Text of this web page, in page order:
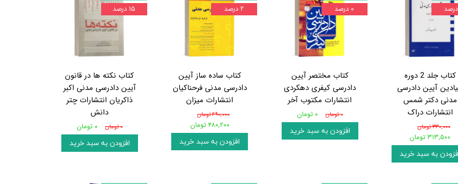
کتاب جلد 2 دوره
آیین دادرسی
مدنی دکتر شمس
انتشارات دراک
۳۳۰,۰۰۰ تومان
۳۱۳,۵۰۰ تومان
به سبد خرید
کتاب مختصر آیین
دادرسی کیفری دهکردی
انتشارات مکتوب آخر
۰ تومان ۰ تومان
افزودن به سبد خرید
۰ درصد
کتاب ساده ساز آیین
دادرسی مدنی فرحناکیان
انتشارات میزان
۴۹۰,۰۰۰ تومان
۴۸۰,۲۰۰ تومان
افزودن به سبد خرید
۲ درصد
کتاب نکته ها در قانون
آیین دادرسی مدنی اکبر
ذاکریان انتشارات چتر
دانش
۰ تومان ۰ تومان
افزودن به سبد خرید
۱۵ درصد